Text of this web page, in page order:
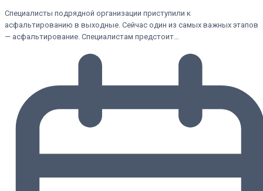
Специалисты подрядной организации приступили к
асфальтированию в выходные. Сейчас один из самых важных этапов
— асфальтирование. Специалистам предстоит…